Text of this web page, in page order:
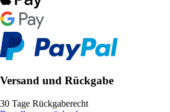
Versand und Rückgabe
30 Tage Rückgaberecht